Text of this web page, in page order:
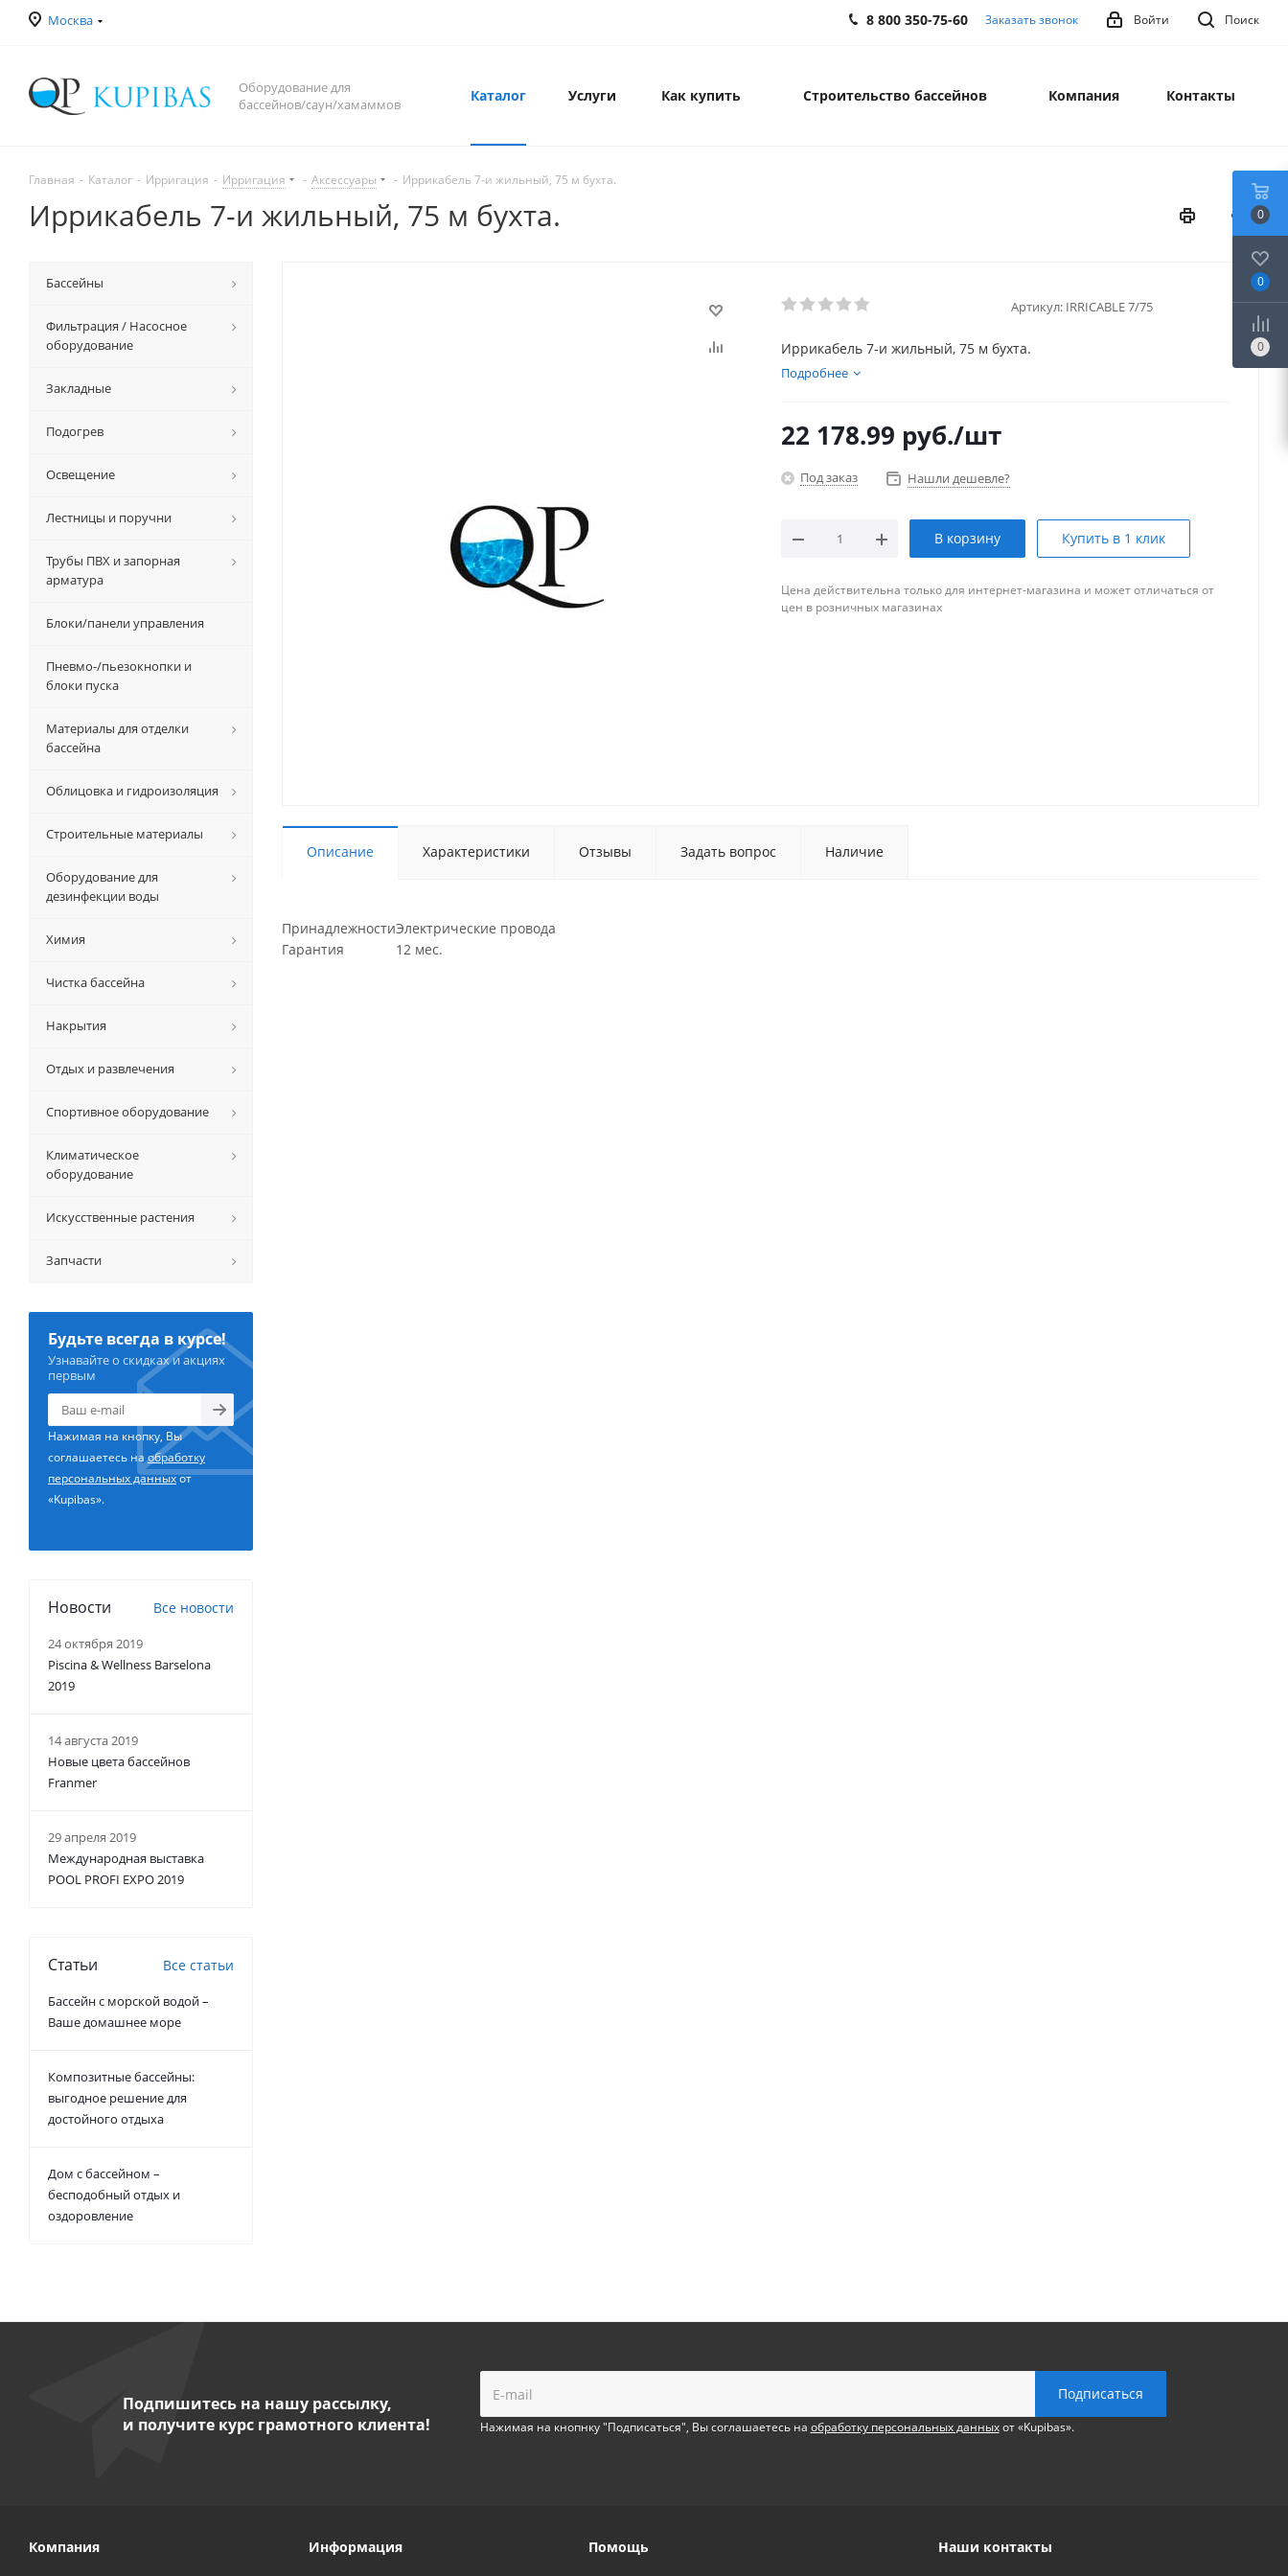
Москва Поиск
Войти
8 800 350-75-60 Заказать звонок
Оборудование для
бассейнов/саун/хамаммов
Каталог Услуги Как купить Строительство бассейнов Компания Контакты
Главная - Каталог - Ирригация - Ирригация - Аксессуары - Иррикабель 7-и жильный, 75 м бухта.
Иррикабель 7-и жильный, 75 м бухта.
Артикул: IRRICABLE 7/75
Иррикабель 7-и жильный, 75 м бухта.
Подробнее
22 178.99 руб./шт
Под заказ Нашли дешевле?
В корзину Купить в 1 клик
Цена действительна только для интернет-магазина и может отличаться от
цен в розничных магазинах
Описание Характеристики Отзывы Задать вопрос Наличие
ПринадлежностиЭлектрические провода
Гарантия
12 мес.
Бассейны
Фильтрация / Насосное
оборудование
Закладные
Подогрев
Освещение
Лестницы и поручни
Трубы ПВХ и запорная
арматура
Блоки/панели управления
Пневмо-/пьезокнопки и
блоки пуска
Материалы для отделки
бассейна
Облицовка и гидроизоляция
Строительные материалы
Оборудование для
дезинфекции воды
Химия
Чистка бассейна
Накрытия
Отдых и развлечения
Спортивное оборудование
Климатическое
оборудование
Искусственные растения
Запчасти
Будьте всегда в курсе!
Узнавайте о скидках и акциях
первым
Нажимая на кнопку, Вы
соглашаетесь наобработку
персональных данныхот
«Kupibas».
Новости Все новости
24 октября 2019
Piscina & Wellness Barselona
2019
14 августа 2019
Новые цвета бассейнов
Franmer
29 апреля 2019
Международная выставка
POOL PROFI EXPO 2019
Статьи Все статьи
Бассейн с морской водой –
Ваше домашнее море
Композитные бассейны:
выгодное решение для
достойного отдыха
Дом с бассейном –
бесподобный отдых и
оздоровление
Подпишитесь на нашу рассылку,
и получите курс грамотного клиента!
Нажимая на кнопнку "Подписаться", Вы соглашаетесь на обработку персональных данныхот «Kupibas».
Компания Информация Помощь Наши контакты
0
0
0